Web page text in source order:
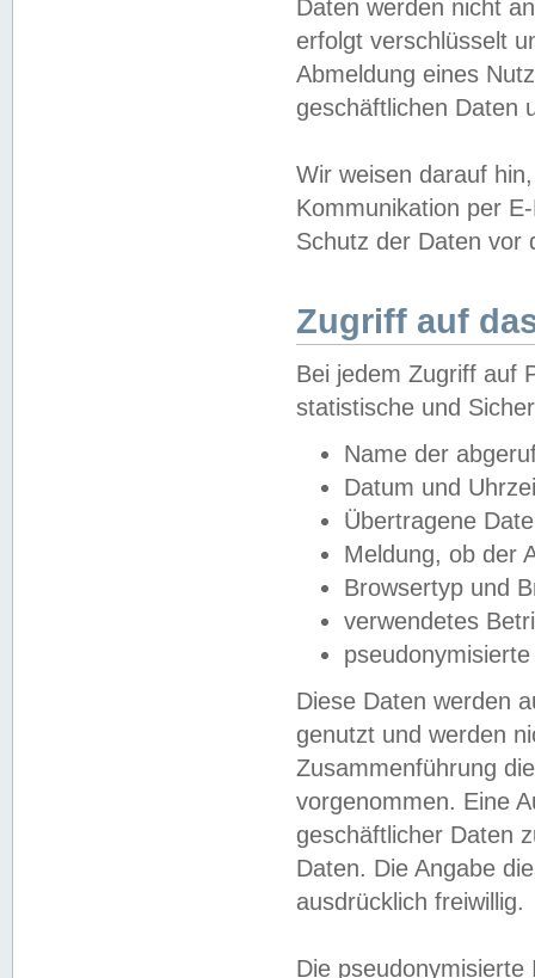
Daten werden nicht
erfolgt verschlüsselt
Abmeldung eines
geschäftlichen Daten
Wir weisen darauf
Kommunikation per
Schutz der Daten vor
Zugriff auf
Bei jedem Zugriff auf
statistische und
Name der
Datum und
Übertragene
Meldung, ob der
Browsertyp und
verwendetes
Diese Daten werden
genutzt und werden
Zusammenführung
vorgenommen. Eine
geschäftlicher Daten
Daten. Die Angabe
ausdrücklich freiwillig.
Die